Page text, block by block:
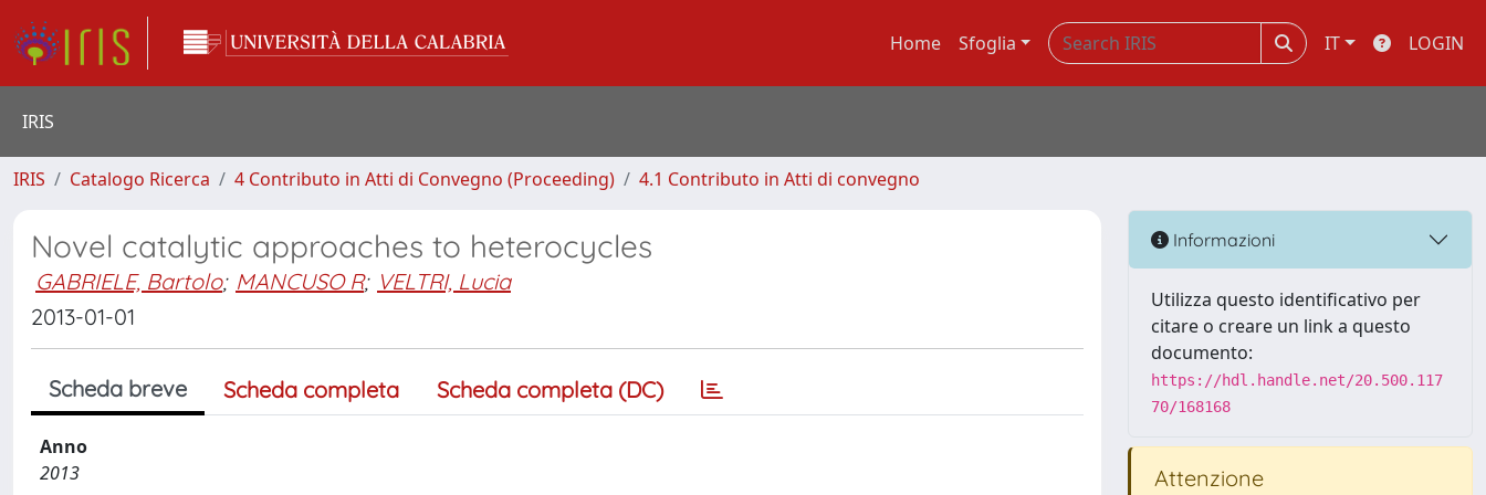
Home Sfoglia IT LOGIN
IRIS
IRIS Catalogo Ricerca 4 Contributo in Atti di Convegno (Proceeding) 4.1 Contributo in Atti di convegno
Novel catalytic approaches to heterocycles
GABRIELE, Bartolo; MANCUSO R; VELTRI, Lucia
2013-01-01
Scheda breve Scheda completa Scheda completa (DC)
Anno
2013
Informazioni
Utilizza questo identificativo per
citare o creare un link a questo
documento:
https://hdl.handle.net/20.500.117
70/168168
Attenzione